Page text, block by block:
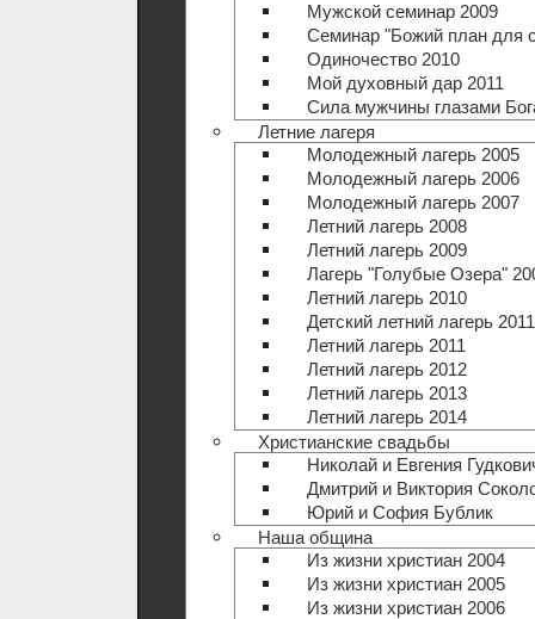
Мужской семинар 2009
Семинар "Божий план для
Одиночество 2010
Мой духовный дар 2011
Сила мужчины глазами
Летние лагеря
Молодежный лагерь 2005
Молодежный лагерь 2006
Молодежный лагерь 2007
Летний лагерь 2008
Летний лагерь 2009
Лагерь "Голубые Озера"
Летний лагерь 2010
Детский летний лагерь 2011
Летний лагерь 2011
Летний лагерь 2012
Летний лагерь 2013
Летний лагерь 2014
Христианские свадьбы
Николай и Евгения
Дмитрий и Виктория
Юрий и София Бублик
Наша община
Из жизни христиан 2004
Из жизни христиан 2005
Из жизни христиан 2006